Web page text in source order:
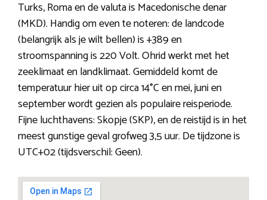
Turks, Roma en de valuta is Macedonische denar
(MKD). Handig om even te noteren: de landcode
(belangrijk als je wilt bellen) is +389 en
stroomspanning is 220 Volt. Ohrid werkt met het
zeeklimaat en landklimaat. Gemiddeld komt de
temperatuur hier uit op circa 14°C en mei, juni en
september wordt gezien als populaire reisperiode.
Fijne luchthavens: Skopje (SKP), en de reistijd is in het
meest gunstige geval grofweg 3,5 uur. De tijdzone is
UTC+02 (tijdsverschil: Geen).